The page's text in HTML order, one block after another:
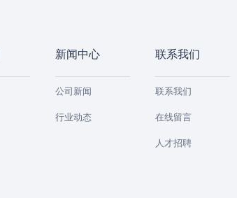
新闻中心
公司新闻
行业动态
联系我们
联系我们
在线留言
人才招聘